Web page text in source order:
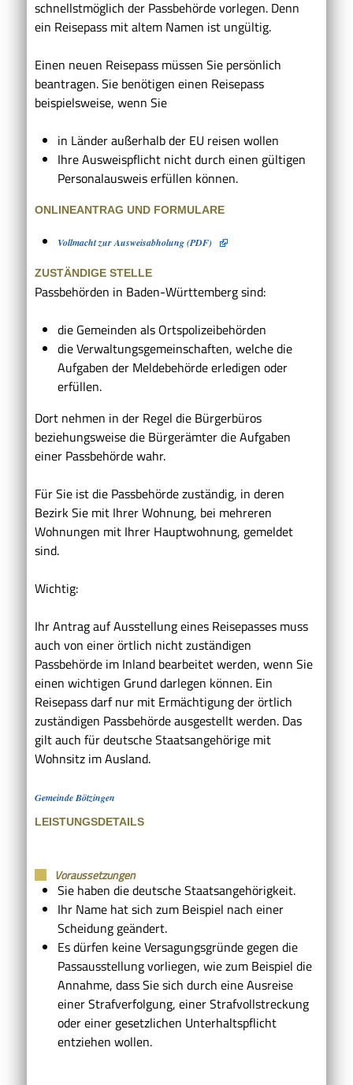
schnellstmöglich der Passbehörde vorlegen. Denn
ein Reisepass mit altem Namen ist ungültig.
Einen neuen Reisepass müssen Sie persönlich
beantragen. Sie benötigen einen Reisepass
beispielsweise, wenn Sie
in Länder außerhalb der EU reisen wollen
Ihre Ausweispflicht nicht durch einen gültigen
Personalausweis erfüllen können.
ONLINEANTRAG UND FORMULARE
Vollmacht zur Ausweisabholung (PDF)
ZUSTÄNDIGE STELLE
Passbehörden in Baden-Württemberg sind:
die Gemeinden als Ortspolizeibehörden
die Verwaltungsgemeinschaften, welche die
Aufgaben der Meldebehörde erledigen oder
erfüllen.
Dort nehmen in der Regel die Bürgerbüros
beziehungsweise die Bürgerämter die Aufgaben
einer Passbehörde wahr.
Für Sie ist die Passbehörde zuständig, in deren
Bezirk Sie mit Ihrer Wohnung, bei mehreren
Wohnungen mit Ihrer Hauptwohnung, gemeldet
sind.
Wichtig:
Ihr Antrag auf Ausstellung eines Reisepasses muss
auch von einer örtlich nicht zuständigen
Passbehörde im Inland bearbeitet werden, wenn Sie
einen wichtigen Grund darlegen können. Ein
Reisepass darf nur mit Ermächtigung der örtlich
zuständigen Passbehörde ausgestellt werden. Das
gilt auch für deutsche Staatsangehörige mit
Wohnsitz im Ausland.
Gemeinde Bötzingen
LEISTUNGSDETAILS
Voraussetzungen
Sie haben die deutsche Staatsangehörigkeit.
Ihr Name hat sich zum Beispiel nach einer
Scheidung geändert.
Es dürfen keine Versagungsgründe gegen die
Passausstellung vorliegen, wie zum Beispiel die
Annahme, dass Sie sich durch eine Ausreise
einer Strafverfolgung, einer Strafvollstreckung
oder einer gesetzlichen Unterhaltspflicht
entziehen wollen.